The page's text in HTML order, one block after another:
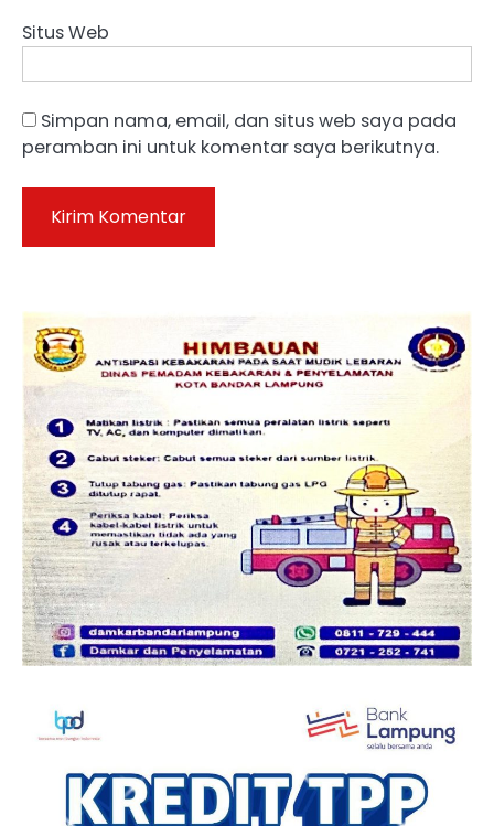
Situs Web
Simpan nama, email, dan situs web saya pada
peramban ini untuk komentar saya berikutnya.